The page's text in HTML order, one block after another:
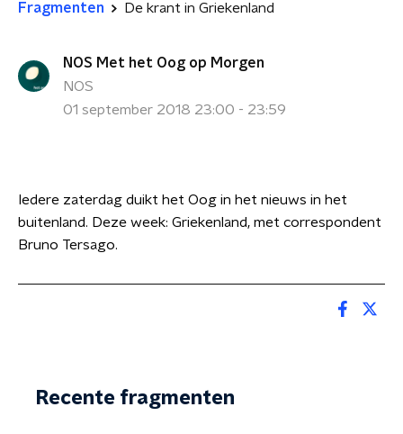
Fragmenten De krant in Griekenland
NOS Met het Oog op Morgen
NOS
01 september 2018 23:00 - 23:59
Iedere zaterdag duikt het Oog in het nieuws in het
buitenland. Deze week: Griekenland, met correspondent
Bruno Tersago.
Recente fragmenten